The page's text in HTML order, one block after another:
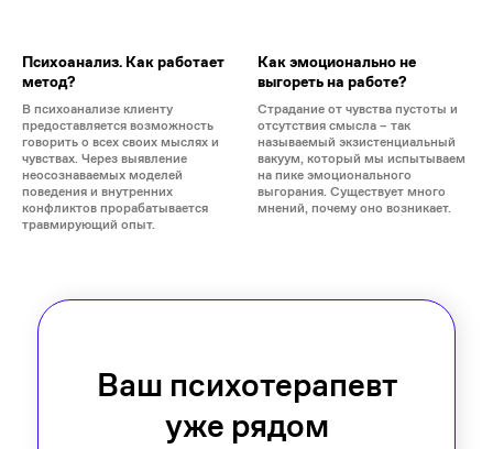
Психоанализ. Как работает
метод?
В психоанализе клиенту
предоставляется возможность
говорить о всех своих мыслях и
чувствах. Через выявление
неосознаваемых моделей
поведения и внутренних
конфликтов прорабатывается
травмирующий опыт.
Как эмоционально не
выгореть на работе?
Страдание от чувства пустоты и
отсутствия смысла – так
называемый экзистенциальный
вакуум, который мы испытываем
на пике эмоционального
выгорания. Существует много
мнений, почему оно возникает.
Ваш психотерапевт
уже рядом